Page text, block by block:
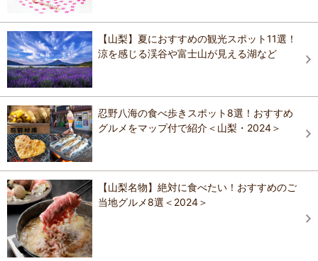
【山梨】夏におすすめの観光スポット11選！
涼を感じる渓谷や富士山が見える湖など
忍野八海の食べ歩きスポット8選！おすすめ
グルメをマップ付で紹介＜山梨・2024＞
【山梨名物】絶対に食べたい！おすすめのご
当地グルメ8選＜2024＞